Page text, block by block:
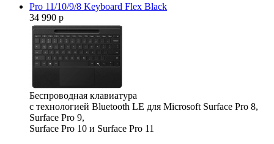
Pro 11/10/9/8 Keyboard Flex Black
34 990 р
Беспроводная клавиатура
с технологией Bluetooth LE для Microsoft Surface Pro 8,
Surface Pro 9,
Surface Pro 10 и Surface Pro 11